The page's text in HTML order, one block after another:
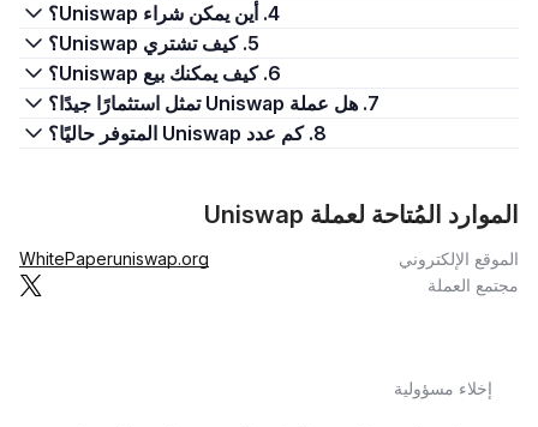
4. أين يمكن شراء Uniswap؟
5. كيف تشتري Uniswap؟
6. كيف يمكنك بيع Uniswap؟
7. هل عملة Uniswap تمثل استثمارًا جيدًا؟
8. كم عدد Uniswap المتوفر حاليًا؟
الموارد المُتاحة لعملة Uniswap
الموقع الإلكتروني uniswap.org
WhitePaper
مجتمع العملة
إخلاء مسؤولية